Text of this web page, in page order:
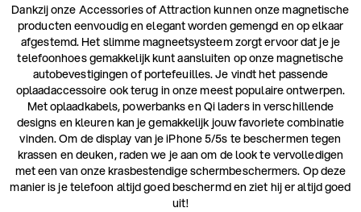
Dankzij onze Accessories of Attraction kunnen onze magnetische
producten eenvoudig en elegant worden gemengd en op elkaar
afgestemd. Het slimme magneetsysteem zorgt ervoor dat je je
telefoonhoes gemakkelijk kunt aansluiten op onze magnetische
autobevestigingen of portefeuilles. Je vindt het passende
oplaadaccessoire ook terug in onze meest populaire ontwerpen.
Met oplaadkabels, powerbanks en Qi laders in verschillende
designs en kleuren kan je gemakkelijk jouw favoriete combinatie
vinden. Om de display van je iPhone 5/5s te beschermen tegen
krassen en deuken, raden we je aan om de look te vervolledigen
met een van onze krasbestendige schermbeschermers. Op deze
manier is je telefoon altijd goed beschermd en ziet hij er altijd goed
uit!